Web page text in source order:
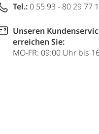
Tel.: 0 55 93 - 80 29 77
Unseren
erreichen Sie:
MO-FR: 09:00 Uhr bis